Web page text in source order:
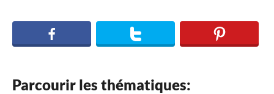
Parcourir les thématiques: